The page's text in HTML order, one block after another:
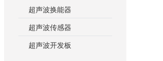
超声波换能器
超声波传感器
超声波开发板